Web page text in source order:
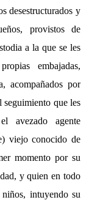
desestructurados y
provistos de
a la que se les
embajadas,
acompañados por
seguimiento que les
avezado agente
viejo conocido de
momento por su
y quien en todo
intuyendo su